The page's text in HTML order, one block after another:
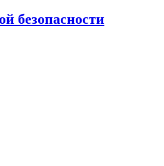
безопасности